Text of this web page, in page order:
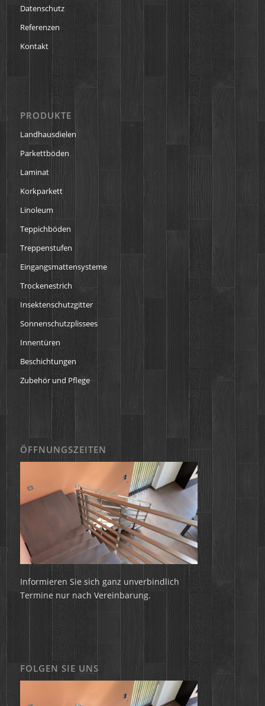
Datenschutz
Referenzen
Kontakt
PRODUKTE
Landhausdielen
Parkettböden
Laminat
Korkparkett
Linoleum
Teppichböden
Treppenstufen
Eingangsmattensysteme
Trockenestrich
Insektenschutzgitter
Sonnenschutzplissees
Innentüren
Beschichtungen
Zubehör und Pflege
ÖFFNUNGSZEITEN
Informieren Sie sich ganz unverbindlich
Termine nur nach Vereinbarung.
FOLGEN SIE UNS